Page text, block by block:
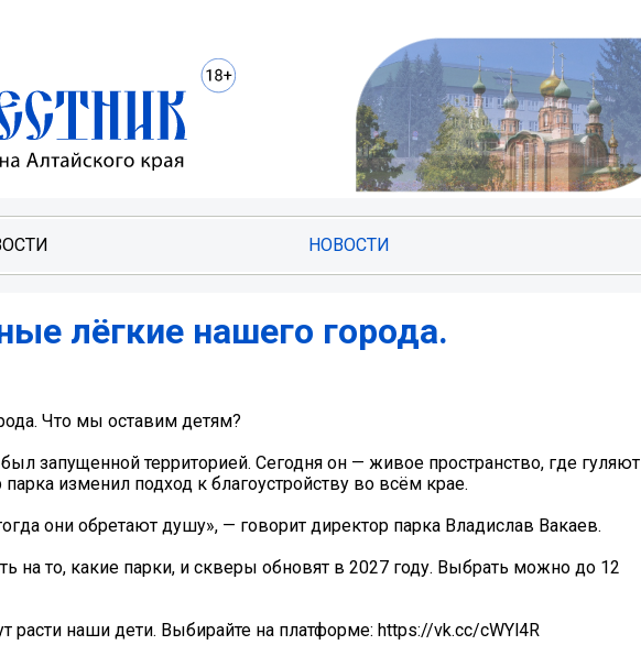
НОВОСТИ
лёгкие нашего города.
Что мы оставим детям?
запущенной территорией. Сегодня он — живое пространство, где гуляют
изменил подход к благоустройству во всём крае.
они обретают душу», — говорит директор парка Владислав Вакаев.
на то, какие парки, и скверы обновят в 2027 году. Выбрать можно до 12
расти наши дети. Выбирайте на платформе: https://vk.cc/cWYl4R